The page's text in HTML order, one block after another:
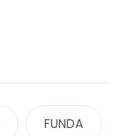
FUNDA